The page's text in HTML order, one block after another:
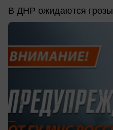
В ДНР ожидаются грозы